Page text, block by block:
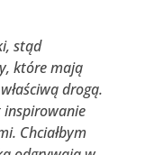
stąd
które mają
drogą.
inspirowanie
Chciałbym